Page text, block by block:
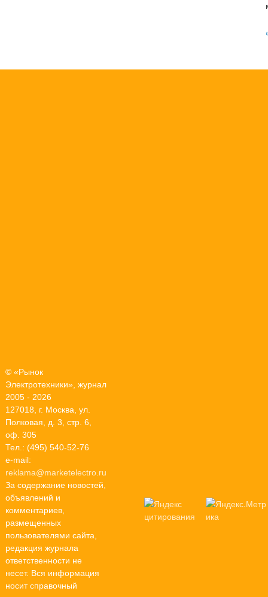
© «Рынок
Электротехники», журнал
2005 - 2026
127018, г. Москва, ул.
Полковая, д. 3, стр. 6,
оф. 305
Тел.: (495) 540-52-76
e-mail:
reklama@marketelectro.ru
За содержание новостей,
объявлений и
комментариев,
размещенных
пользователями сайта,
редакция журнала
ответственности не
несет. Вся информация
носит справочный